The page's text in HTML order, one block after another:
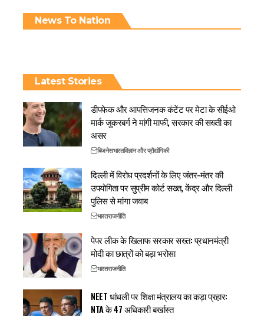
News To Nation
Latest Stories
डीपफेक और आपत्तिजनक कंटेंट पर मेटा के सीईओ
मार्क जुकरबर्ग ने मांगी माफी, सरकार की सख्ती का
असर
बिजनेसभारतविज्ञान और प्रौद्योगिकी
दिल्ली में विरोध प्रदर्शनों के लिए जंतर-मंतर की
उपयोगिता पर सुप्रीम कोर्ट सख्त, केंद्र और दिल्ली
पुलिस से मांगा जवाब
भारतराजनीति
पेपर लीक के खिलाफ सरकार सख्त: प्रधानमंत्री
मोदी का छात्रों को बड़ा भरोसा
भारतराजनीति
NEET धांधली पर शिक्षा मंत्रालय का कड़ा प्रहार:
NTA के 47 अधिकारी बर्खास्त